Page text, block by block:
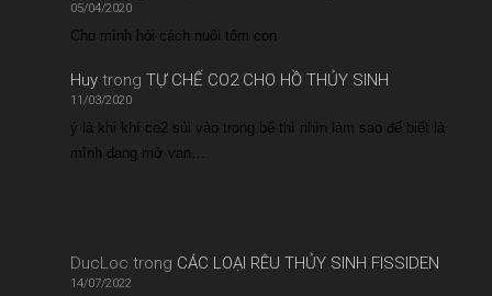
05/04/2020
Cho mình hỏi cách nuôi tôm con
Huytrong TỰ CHẾ CO2 CHO HỒ THỦY SINH
11/03/2020
ý là khi khí co2 sủi vào trong bể thì nhìn làm sao để biết là
mình đang mở van…
DucLoc trong CÁC LOẠI RÊU THỦY SINH FISSIDEN
14/07/2022